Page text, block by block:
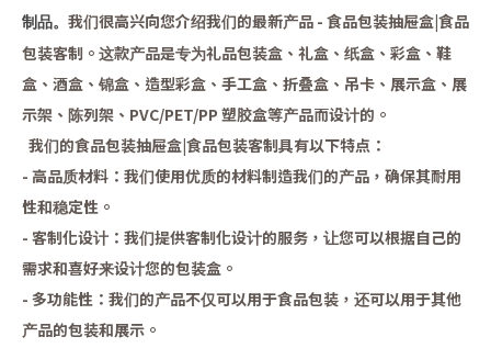
制品。 我们很高兴向您介绍我们的最新产品 - 食品包装抽屉盒|食品
包装客制。这款产品是专为礼品包装盒、礼盒、纸盒、彩盒、鞋
盒、酒盒、锦盒、造型彩盒、手工盒、折叠盒、吊卡、展示盒、展
示架、陈列架、PVC/PET/PP 塑胶盒等产品而设计的。
我们的食品包装抽屉盒|食品包装客制具有以下特点：
- 高品质材料：我们使用优质的材料制造我们的产品，确保其耐用
性和稳定性。
- 客制化设计：我们提供客制化设计的服务，让您可以根据自己的
需求和喜好来设计您的包装盒。
- 多功能性：我们的产品不仅可以用于食品包装，还可以用于其他
产品的包装和展示。